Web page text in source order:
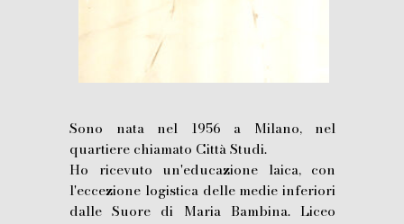
Sono nata nel 1956 a Milano, nel
quartiere chiamato Città Studi.
Ho ricevuto un'educazione laica, con
l'eccezione logistica delle medie inferiori
dalle Suore di Maria Bambina. Liceo